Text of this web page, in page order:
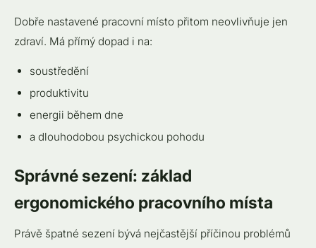
Dobře nastavené pracovní místo přitom neovlivňuje jen
zdraví. Má přímý dopad i na:
soustředění
produktivitu
energii během dne
a dlouhodobou psychickou pohodu
Správné sezení: základ
ergonomického pracovního místa
Právě špatné sezení bývá nejčastější příčinou problémů
Chybějící hranice mezi prací a odpočinkem
Hluk a soustředění